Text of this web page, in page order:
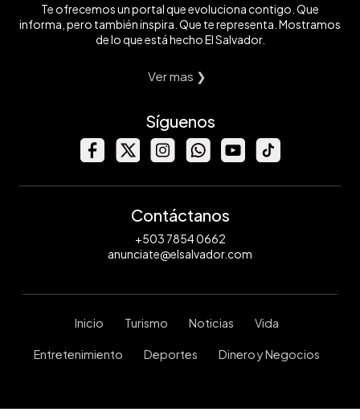
Te ofrecemos un portal que evoluciona contigo. Que
informa, pero también inspira. Que te representa. Mostramos
de lo que está hecho El Salvador.
Ver mas ❯
Síguenos
Contáctanos
+503 7854 0662
anunciate@elsalvador.com
Inicio Turismo Noticias Vida
Entretenimiento Deportes Dinero y Negocios